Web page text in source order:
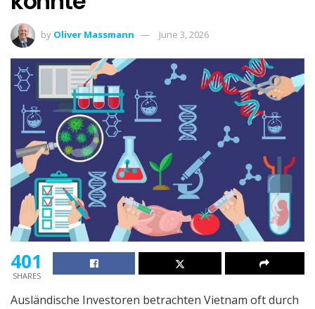
by Oliver Massmann June 3, 2026
401
SHARES
Ausländische Investoren betrachten Vietnam oft durch